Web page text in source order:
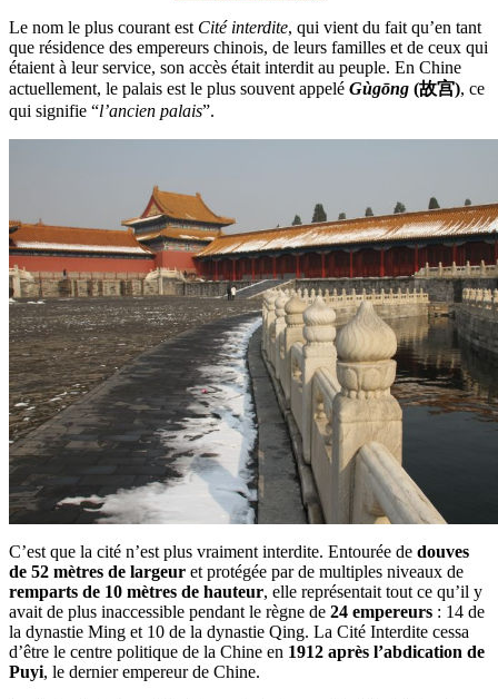
Le nom le plus courant est Cité interdite, qui vient du fait qu’en tant
que résidence des empereurs chinois, de leurs familles et de ceux qui
étaient à leur service, son accès était interdit au peuple. En Chine
actuellement, le palais est le plus souvent appelé Gùgōng (故宫), ce
qui signifie “l’ancien palais”.
C’est que la cité n’est plus vraiment interdite. Entourée de douves
de 52 mètres de largeur et protégée par de multiples niveaux de
remparts de 10 mètres de hauteur, elle représentait tout ce qu’il y
avait de plus inaccessible pendant le règne de 24 empereurs : 14 de
la dynastie Ming et 10 de la dynastie Qing. La Cité Interdite cessa
d’être le centre politique de la Chine en 1912 après l’abdication de
Puyi, le dernier empereur de Chine.